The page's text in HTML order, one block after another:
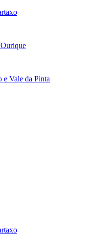
e Vale da Pinta